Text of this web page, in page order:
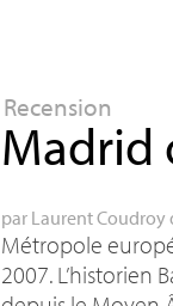
Recension
Madrid
par Laurent Coudroy
Métropole
2007.